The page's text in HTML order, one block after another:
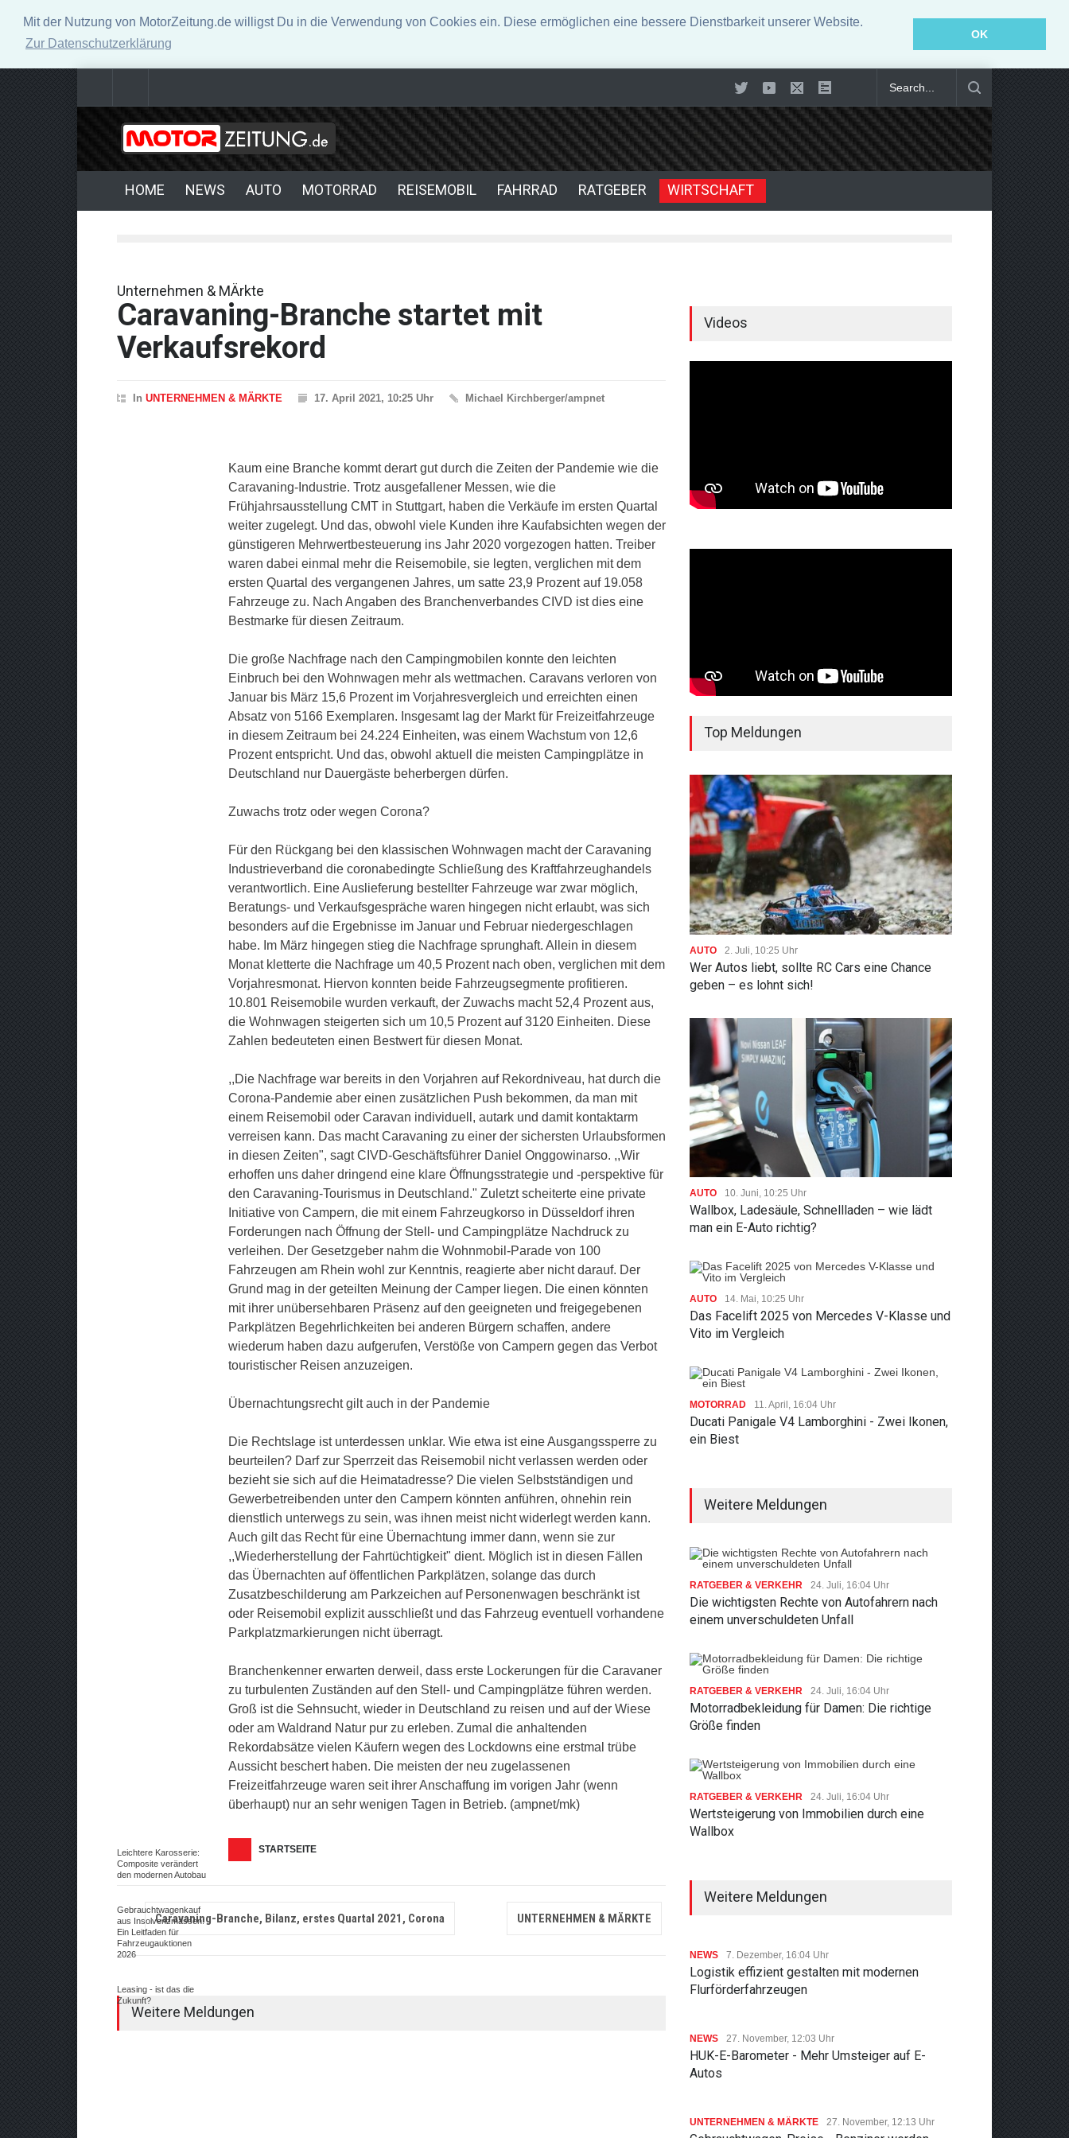
Mit der Nutzung von MotorZeitung.de willigst Du in die Verwendung von Cookies ein. Diese ermöglichen eine bessere Dienstbarkeit unserer Website.
Zur Datenschutzerklärung
OK
Kardanwellen im Fahrzeugbau: Die unsichtbaren Helden der Kraftübertragung Smart-Tech im Auto oder digitaler Begleiter: Was bringt moderne Innenausstattung?
Neue Horizonte der Performance: Fortschritte in der Turbolader-Technologie
HOME NEWS AUTO MOTORRAD REISEMOBIL FAHRRAD RATGEBER WIRTSCHAFT
Unternehmen & MÄrkte
Caravaning-Branche startet mit
Verkaufsrekord
In UNTERNEHMEN & MÄRKTE 17. April 2021, 10:25 Uhr Michael Kirchberger/ampnet
Kaum eine Branche kommt derart gut durch die Zeiten der Pandemie wie die
Caravaning-Industrie. Trotz ausgefallener Messen, wie die
Frühjahrsausstellung CMT in Stuttgart, haben die Verkäufe im ersten Quartal
weiter zugelegt. Und das, obwohl viele Kunden ihre Kaufabsichten wegen der
günstigeren Mehrwertbesteuerung ins Jahr 2020 vorgezogen hatten. Treiber
waren dabei einmal mehr die Reisemobile, sie legten, verglichen mit dem
ersten Quartal des vergangenen Jahres, um satte 23,9 Prozent auf 19.058
Fahrzeuge zu. Nach Angaben des Branchenverbandes CIVD ist dies eine
Bestmarke für diesen Zeitraum.
Die große Nachfrage nach den Campingmobilen konnte den leichten
Einbruch bei den Wohnwagen mehr als wettmachen. Caravans verloren von
Januar bis März 15,6 Prozent im Vorjahresvergleich und erreichten einen
Absatz von 5166 Exemplaren. Insgesamt lag der Markt für Freizeitfahrzeuge
in diesem Zeitraum bei 24.224 Einheiten, was einem Wachstum von 12,6
Prozent entspricht. Und das, obwohl aktuell die meisten Campingplätze in
Deutschland nur Dauergäste beherbergen dürfen.
Zuwachs trotz oder wegen Corona?
Für den Rückgang bei den klassischen Wohnwagen macht der Caravaning
Industrieverband die coronabedingte Schließung des Kraftfahrzeughandels
verantwortlich. Eine Auslieferung bestellter Fahrzeuge war zwar möglich,
Beratungs- und Verkaufsgespräche waren hingegen nicht erlaubt, was sich
besonders auf die Ergebnisse im Januar und Februar niedergeschlagen
habe. Im März hingegen stieg die Nachfrage sprunghaft. Allein in diesem
Monat kletterte die Nachfrage um 40,5 Prozent nach oben, verglichen mit dem
Vorjahresmonat. Hiervon konnten beide Fahrzeugsegmente profitieren.
10.801 Reisemobile wurden verkauft, der Zuwachs macht 52,4 Prozent aus,
die Wohnwagen steigerten sich um 10,5 Prozent auf 3120 Einheiten. Diese
Zahlen bedeuteten einen Bestwert für diesen Monat.
,,Die Nachfrage war bereits in den Vorjahren auf Rekordniveau, hat durch die
Corona-Pandemie aber einen zusätzlichen Push bekommen, da man mit
einem Reisemobil oder Caravan individuell, autark und damit kontaktarm
verreisen kann. Das macht Caravaning zu einer der sichersten Urlaubsformen
in diesen Zeiten", sagt CIVD-Geschäftsführer Daniel Onggowinarso. ,,Wir
erhoffen uns daher dringend eine klare Öffnungsstrategie und -perspektive für
den Caravaning-Tourismus in Deutschland." Zuletzt scheiterte eine private
Initiative von Campern, die mit einem Fahrzeugkorso in Düsseldorf ihren
Forderungen nach Öffnung der Stell- und Campingplätze Nachdruck zu
verleihen. Der Gesetzgeber nahm die Wohnmobil-Parade von 100
Fahrzeugen am Rhein wohl zur Kenntnis, reagierte aber nicht darauf. Der
Grund mag in der geteilten Meinung der Camper liegen. Die einen könnten
mit ihrer unübersehbaren Präsenz auf den geeigneten und freigegebenen
Parkplätzen Begehrlichkeiten bei anderen Bürgern schaffen, andere
wiederum haben dazu aufgerufen, Verstöße von Campern gegen das Verbot
touristischer Reisen anzuzeigen.
Übernachtungsrecht gilt auch in der Pandemie
Die Rechtslage ist unterdessen unklar. Wie etwa ist eine Ausgangssperre zu
beurteilen? Darf zur Sperrzeit das Reisemobil nicht verlassen werden oder
bezieht sie sich auf die Heimatadresse? Die vielen Selbstständigen und
Gewerbetreibenden unter den Campern könnten anführen, ohnehin rein
dienstlich unterwegs zu sein, was ihnen meist nicht widerlegt werden kann.
Auch gilt das Recht für eine Übernachtung immer dann, wenn sie zur
,,Wiederherstellung der Fahrtüchtigkeit" dient. Möglich ist in diesen Fällen
das Übernachten auf öffentlichen Parkplätzen, solange das durch
Zusatzbeschilderung am Parkzeichen auf Personenwagen beschränkt ist
oder Reisemobil explizit ausschließt und das Fahrzeug eventuell vorhandene
Parkplatzmarkierungen nicht überragt.
Branchenkenner erwarten derweil, dass erste Lockerungen für die Caravaner
zu turbulenten Zuständen auf den Stell- und Campingplätze führen werden.
Groß ist die Sehnsucht, wieder in Deutschland zu reisen und auf der Wiese
oder am Waldrand Natur pur zu erleben. Zumal die anhaltenden
Rekordabsätze vielen Käufern wegen des Lockdowns eine erstmal trübe
Aussicht beschert haben. Die meisten der neu zugelassenen
Freizeitfahrzeuge waren seit ihrer Anschaffung im vorigen Jahr (wenn
überhaupt) nur an sehr wenigen Tagen in Betrieb. (ampnet/mk)
STARTSEITE
Leichtere Karosserie:
Composite verändert
den modernen Autobau
Gebrauchtwagenkauf
aus Insolvenzmassen:
Ein Leitfaden für
Fahrzeugauktionen
2026
Leasing - ist das die
Zukunft?
Caravaning-Branche, Bilanz, erstes Quartal 2021, Corona UNTERNEHMEN & MÄRKTE
Weitere Meldungen
Videos
Top Meldungen
AUTO 2. Juli, 10:25 Uhr
Wer Autos liebt, sollte RC Cars eine Chance
geben – es lohnt sich!
AUTO 10. Juni, 10:25 Uhr
Wallbox, Ladesäule, Schnellladen – wie lädt
man ein E-Auto richtig?
AUTO 14. Mai, 10:25 Uhr
Das Facelift 2025 von Mercedes V-Klasse und
Vito im Vergleich
MOTORRAD 11. April, 16:04 Uhr
Ducati Panigale V4 Lamborghini - Zwei Ikonen,
ein Biest
Weitere Meldungen
RATGEBER & VERKEHR 24. Juli, 16:04 Uhr
Die wichtigsten Rechte von Autofahrern nach
einem unverschuldeten Unfall
RATGEBER & VERKEHR 24. Juli, 16:04 Uhr
Motorradbekleidung für Damen: Die richtige
Größe finden
RATGEBER & VERKEHR 24. Juli, 16:04 Uhr
Wertsteigerung von Immobilien durch eine
Wallbox
Weitere Meldungen
NEWS 7. Dezember, 16:04 Uhr
Logistik effizient gestalten mit modernen
Flurförderfahrzeugen
NEWS 27. November, 12:03 Uhr
HUK-E-Barometer - Mehr Umsteiger auf E-
Autos
UNTERNEHMEN & MÄRKTE 27. November, 12:13 Uhr